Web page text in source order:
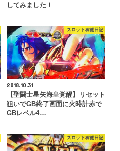
してみました！
スロット稼働日記
2018.10.31
【聖闘士星矢海皇覚醒】リセット
狙いでGB終了画面に火時計赤で
GBレベル4…
スロット稼働日記